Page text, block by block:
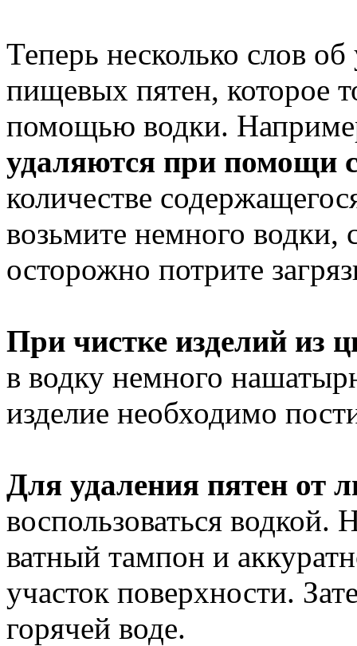
Теперь несколько слов
пищевых пятен, которое
помощью водки.
удаляются при помощи
количестве
возьмите немного
осторожно потрите
При чистке изделий из
в водку немного
изделие необходимо
Для удаления пятен от
воспользоваться водкой.
ватный тампон и
участок поверхности.
горячей воде.